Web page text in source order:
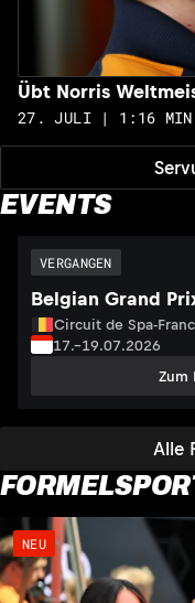
Übt Norris
27. JULI | 1:16 MIN
EVENTS
Alle
VERGANGEN
Belgian Grand
Circuit de Spa-
17.–19.07.2026
Zum
NEU